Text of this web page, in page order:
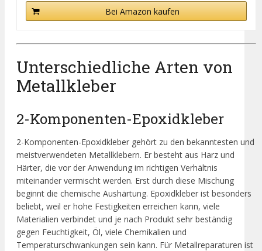
Bei Amazon kaufen
Unterschiedliche Arten von
Metallkleber
2-Komponenten-Epoxidkleber
2-Komponenten-Epoxidkleber gehört zu den bekanntesten und
meistverwendeten Metallklebern. Er besteht aus Harz und
Härter, die vor der Anwendung im richtigen Verhältnis
miteinander vermischt werden. Erst durch diese Mischung
beginnt die chemische Aushärtung. Epoxidkleber ist besonders
beliebt, weil er hohe Festigkeiten erreichen kann, viele
Materialien verbindet und je nach Produkt sehr beständig
gegen Feuchtigkeit, Öl, viele Chemikalien und
Temperaturschwankungen sein kann. Für Metallreparaturen ist